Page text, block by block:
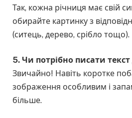
Так, кожна річниця має свій
обирайте картинку з
(ситець, дерево, срібло тощо).
5. Чи потрібно писати
Звичайно! Навіть коротке
зображення особливим і
більше.